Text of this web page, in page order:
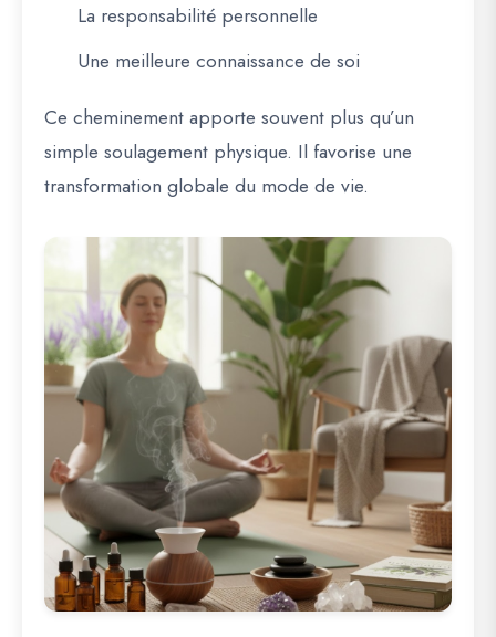
La responsabilité personnelle
Une meilleure connaissance de soi
Ce cheminement apporte souvent plus qu’un
simple soulagement physique. Il favorise une
transformation globale du mode de vie.